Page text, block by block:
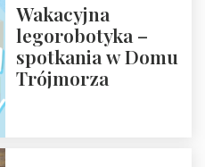
Wakacyjna
legorobotyka –
spotkania w Domu
Trójmorza